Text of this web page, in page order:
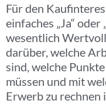
Für den
einfaches „Ja“ oder
wesentlich
darüber, welche
sind, welche
müssen und mit
Erwerb zu rechnen